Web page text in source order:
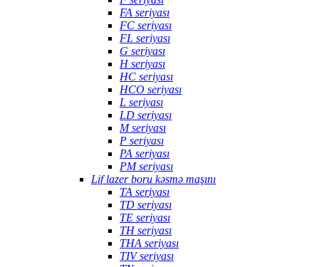
FA seriyası
FC seriyası
FL seriyası
G seriyası
H seriyası
HC seriyası
HCO seriyası
L seriyası
LD seriyası
M seriyası
P seriyası
PA seriyası
PM seriyası
Lif lazer boru kəsmə maşını
TA seriyası
TD seriyası
TE seriyası
TH seriyası
THA seriyası
TIV seriyası